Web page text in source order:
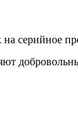
серийное